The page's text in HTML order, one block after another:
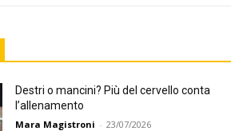
Destri o mancini? Più del cervello conta
l’allenamento
Mara Magistroni - 23/07/2026